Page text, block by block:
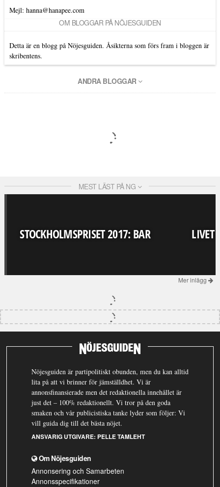
Mejl: hanna@hanapee.com
OM BLOGGAR PÅ NÖJESGUIDEN
Detta är en blogg på Nöjesguiden. Åsikterna som förs fram i bloggen är
skribentens.
ANDRA BLOGGAR
MEST LÄST PÅ NG
STOCKHOLMSPRISET 2017: BAR LIVET
Mer inlägg
Nöjesguiden är partipolitiskt obunden, men du kan alltid
lita på att vi brinner för jämställdhet. Vi är
annonsfinansierade men det redaktionella innehållet är
just det – 100% redaktionellt. Vi tror på den goda
smaken och vår publicistiska tanke lyder som följer: Vi
vill guida dig till det bästa nöjet.
ANSVARIG UTGIVARE: PELLE TAMLEHT
Om Nöjesguiden
Annonsering och Samarbeten
Annonsspecifikationer